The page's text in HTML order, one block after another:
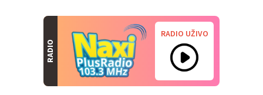
RADIO
RADIO UŽIVO